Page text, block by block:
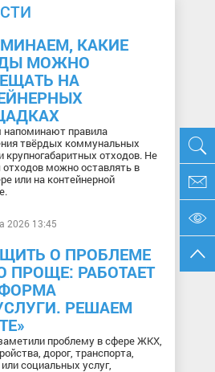
КАКИЕ
МОЖНО
НА
правила
твёрдых коммунальных
крупногабаритных отходов. Не
можно оставлять в
или на контейнерной
2026 13:45
О ПРОБЛЕМЕ
ПРОЩЕ: РАБОТАЕТ
РЕШАЕМ
проблему в сфере ЖКХ,
дорог, транспорта,
социальных услуг,